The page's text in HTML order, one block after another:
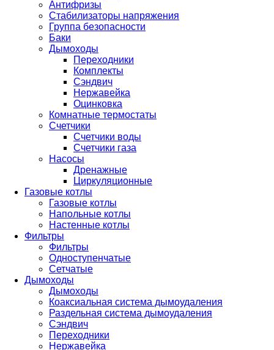
Антифризы
Стабилизаторы напряжения
Группа безопасности
Баки
Дымоходы
Переходники
Комплекты
Сэндвич
Нержавейка
Оцинковка
Комнатные термостаты
Счетчики
Счетчики воды
Счетчики газа
Насосы
Дренажные
Циркуляционные
Газовые котлы
Газовые котлы
Напольные котлы
Настенные котлы
Фильтры
Фильтры
Одноступенчатые
Сетчатые
Дымоходы
Дымоходы
Коаксиальная система дымоудаления
Раздельная система дымоудаления
Сэндвич
Переходники
Нержавейка